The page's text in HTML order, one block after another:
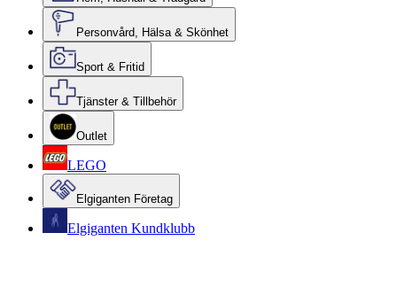
Personvård, Hälsa & Skönhet
Sport & Fritid
Tjänster & Tillbehör
Outlet
LEGO
Elgiganten Företag
Elgiganten Kundklubb